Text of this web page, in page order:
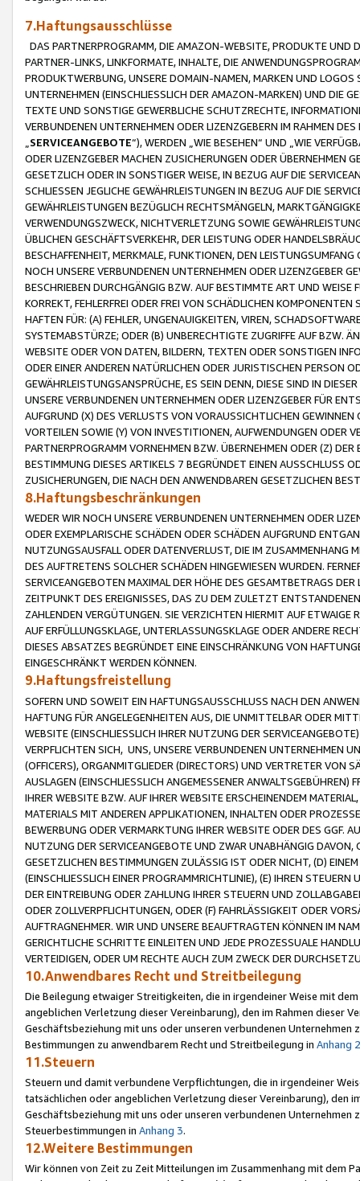
7.Haftungsausschlüsse
DAS PARTNERPROGRAMM, DIE AMAZON-WEBSITE, PRODUKTE UND
PARTNER-LINKS, LINKFORMATE, INHALTE, DIE
PRODUKTWERBUNG, UNSERE DOMAIN-NAMEN, MARKEN UND
UNTERNEHMEN (EINSCHLIESSLICH DER AMAZON-MARKEN) UND DIE
TEXTE UND SONSTIGE GEWERBLICHE SCHUTZRECHTE,
VERBUNDENEN UNTERNEHMEN ODER LIZENZGEBERN IM RAHMEN
SERVICEANGEBOTE“), WERDEN „WIE BESEHEN“ UND „WIE
ODER LIZENZGEBER MACHEN ZUSICHERUNGEN ODER ÜBERNEHMEN
GESETZLICH ODER IN SONSTIGER WEISE, IN BEZUG AUF DIE
SCHLIESSEN JEGLICHE GEWÄHRLEISTUNGEN IN BEZUG AUF DIE
GEWÄHRLEISTUNGEN BEZÜGLICH RECHTSMÄNGELN,
VERWENDUNGSZWECK, NICHTVERLETZUNG SOWIE
ÜBLICHEN GESCHÄFTSVERKEHR, DER LEISTUNG ODER
BESCHAFFENHEIT, MERKMALE, FUNKTIONEN, DEN
NOCH UNSERE VERBUNDENEN UNTERNEHMEN ODER LIZENZGEBER
BESCHRIEBEN DURCHGÄNGIG BZW. AUF BESTIMMTE ART UND
KORREKT, FEHLERFREI ODER FREI VON SCHÄDLICHEN
HAFTEN FÜR: (A) FEHLER, UNGENAUIGKEITEN, VIREN,
SYSTEMABSTÜRZE; ODER (B) UNBERECHTIGTE ZUGRIFFE AUF BZW.
WEBSITE ODER VON DATEN, BILDERN, TEXTEN ODER SONSTIGEN
ODER EINER ANDEREN NATÜRLICHEN ODER JURISTISCHEN PERSON
GEWÄHRLEISTUNGSANSPRÜCHE, ES SEIN DENN, DIESE SIND IN
UNSERE VERBUNDENEN UNTERNEHMEN ODER LIZENZGEBER FÜR
AUFGRUND (X) DES VERLUSTS VON VORAUSSICHTLICHEN
VORTEILEN SOWIE (Y) VON INVESTITIONEN, AUFWENDUNGEN ODER
PARTNERPROGRAMM VORNEHMEN BZW. ÜBERNEHMEN ODER (Z)
BESTIMMUNG DIESES ARTIKELS 7 BEGRÜNDET EINEN AUSSCHLUSS
ZUSICHERUNGEN, DIE NACH DEN ANWENDBAREN GESETZLICHEN
8.Haftungsbeschränkungen
WEDER WIR NOCH UNSERE VERBUNDENEN UNTERNEHMEN ODER
ODER EXEMPLARISCHE SCHÄDEN ODER SCHÄDEN AUFGRUND
NUTZUNGSAUSFALL ODER DATENVERLUST, DIE IM ZUSAMMENHANG
DES AUFTRETENS SOLCHER SCHÄDEN HINGEWIESEN WURDEN.
SERVICEANGEBOTEN MAXIMAL DER HÖHE DES GESAMTBETRAGS
ZEITPUNKT DES EREIGNISSES, DAS ZU DEM ZULETZT
ZAHLENDEN VERGÜTUNGEN. SIE VERZICHTEN HIERMIT AUF
AUF ERFÜLLUNGSKLAGE, UNTERLASSUNGSKLAGE ODER ANDERE
DIESES ABSATZES BEGRÜNDET EINE EINSCHRÄNKUNG VON
EINGESCHRÄNKT WERDEN KÖNNEN.
9.Haftungsfreistellung
SOFERN UND SOWEIT EIN HAFTUNGSAUSSCHLUSS NACH DEN
HAFTUNG FÜR ANGELEGENHEITEN AUS, DIE UNMITTELBAR ODER
WEBSITE (EINSCHLIESSLICH IHRER NUTZUNG DER
VERPFLICHTEN SICH, UNS, UNSERE VERBUNDENEN UNTERNEHMEN
(OFFICERS), ORGANMITGLIEDER (DIRECTORS) UND VERTRETER VON
AUSLAGEN (EINSCHLIESSLICH ANGEMESSENER
IHRER WEBSITE BZW. AUF IHRER WEBSITE ERSCHEINENDEM
MATERIALS MIT ANDEREN APPLIKATIONEN, INHALTEN ODER
BEWERBUNG ODER VERMARKTUNG IHRER WEBSITE ODER DES GGF.
NUTZUNG DER SERVICEANGEBOTE UND ZWAR UNABHÄNGIG
GESETZLICHEN BESTIMMUNGEN ZULÄSSIG IST ODER NICHT, (D)
(EINSCHLIESSLICH EINER PROGRAMMRICHTLINIE), (E) IHREN
DER EINTREIBUNG ODER ZAHLUNG IHRER STEUERN UND
ODER ZOLLVERPFLICHTUNGEN, ODER (F) FAHRLÄSSIGKEIT ODER
AUFTRAGNEHMER. WIR UND UNSERE BEAUFTRAGTEN KÖNNEN IM
GERICHTLICHE SCHRITTE EINLEITEN UND JEDE PROZESSUALE
VERTEIDIGEN, ODER UM RECHTE AUCH ZUM ZWECK DER
10.Anwendbares Recht und Streitbeilegung
Die Beilegung etwaiger Streitigkeiten, die in irgendeiner Weise mit
angeblichen Verletzung dieser Vereinbarung), den im Rahmen dieser
Geschäftsbeziehung mit uns oder unseren verbundenen
Bestimmungen zu anwendbarem Recht und Streitbeilegung in Anhang 2
11.Steuern
Steuern und damit verbundene Verpflichtungen, die in irgendeiner
tatsächlichen oder angeblichen Verletzung dieser Vereinbarung), den
Geschäftsbeziehung mit uns oder unseren verbundenen
Steuerbestimmungen in Anhang 3.
12.Weitere Bestimmungen
Wir können von Zeit zu Zeit Mitteilungen im Zusammenhang mit dem